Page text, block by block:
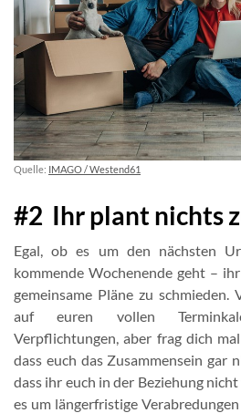
Quelle: IMAGO / Westend61
#2 Ihr plant nichts
Egal, ob es um den nächsten
kommende Wochenende geht –
gemeinsame Pläne zu
auf euren vollen
Verpflichtungen, aber frag dich
dass euch das Zusammensein gar
dass ihr euch in der Beziehung
es um längerfristige